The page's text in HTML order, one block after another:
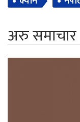
अरु समाचार